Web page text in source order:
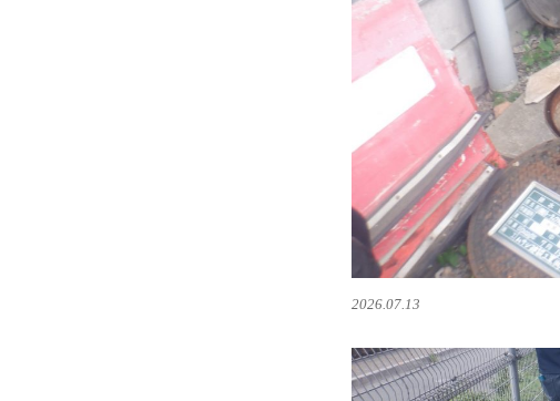
2026.07.13